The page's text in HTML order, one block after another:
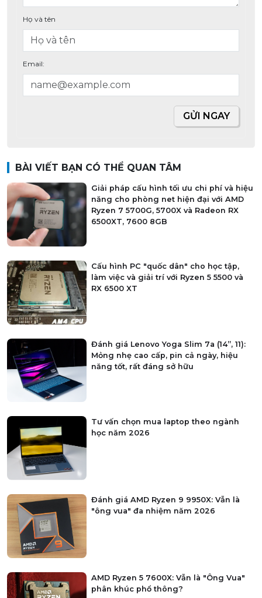
Họ và tên
Email:
GỬI NGAY
BÀI VIẾT BẠN CÓ THỂ QUAN TÂM
Giải pháp cấu hình tối ưu chi phí và hiệu
năng cho phòng net hiện đại với AMD
Ryzen 7 5700G, 5700X và Radeon RX
6500XT, 7600 8GB
Cấu hình PC "quốc dân" cho học tập,
làm việc và giải trí với Ryzen 5 5500 và
RX 6500 XT
Đánh giá Lenovo Yoga Slim 7a (14”, 11):
Mỏng nhẹ cao cấp, pin cả ngày, hiệu
năng tốt, rất đáng sở hữu
Tư vấn chọn mua laptop theo ngành
học năm 2026
Đánh giá AMD Ryzen 9 9950X: Vẫn là
"ông vua" đa nhiệm năm 2026
AMD Ryzen 5 7600X: Vẫn là "Ông Vua"
phân khúc phổ thông?